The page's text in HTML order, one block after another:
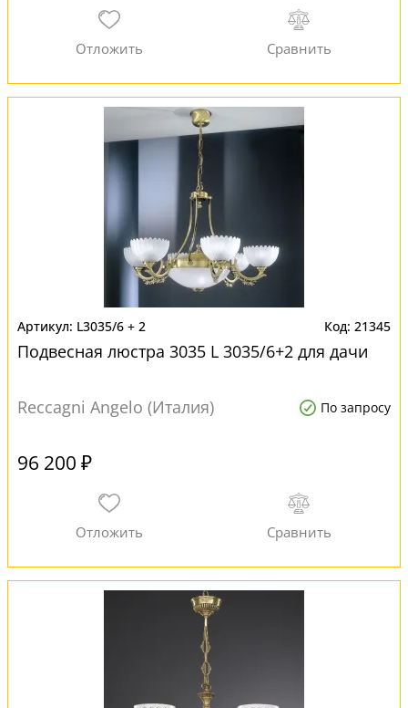
L3035/6 + 2 21345
Подвесная люстра 3035 L 3035/6+2 для дачи
Reccagni Angelo (Италия) По запросу
96 200 ₽